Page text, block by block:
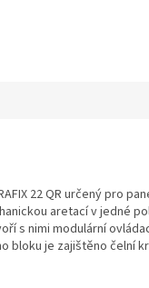
22 QR určený pro
aretací v jedné
s nimi modulární
bloku je zajištěno čelní